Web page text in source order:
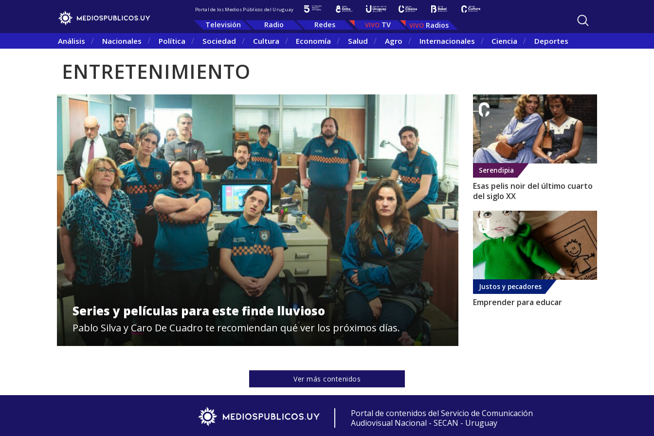
Portal de los Medios Públicos del Uruguay
Televisión Radio Redes TV Radios
Análisis Nacionales Política Sociedad Cultura Economía Salud Agro Internacionales Ciencia Deportes
ENTRETENIMIENTO
Series y películas para este finde lluvioso
Pablo Silva y Caro De Cuadro te recomiendan qué ver los próximos días.
Serendipia
Esas pelis noir del último cuarto
del siglo XX
Justos y pecadores
Emprender para educar
Ver más contenidos
Portal de contenidos del Servicio de Comunicación
Audiovisual Nacional - SECAN - Uruguay